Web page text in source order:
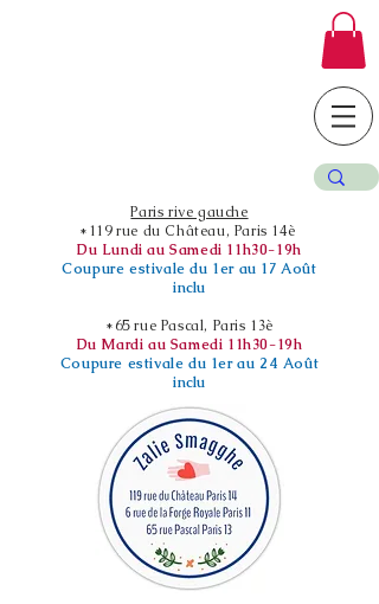
Paris rive gauche
*119 rue du Château, Paris 14è
Du Lundi au Samedi 11h30-19h
Coupure estivale du 1er au 17 Août
inclu
*65 rue Pascal, Paris 13è
Du Mardi au Samedi 11h30-19h
Coupure estivale du 1er au 24 Août
inclu